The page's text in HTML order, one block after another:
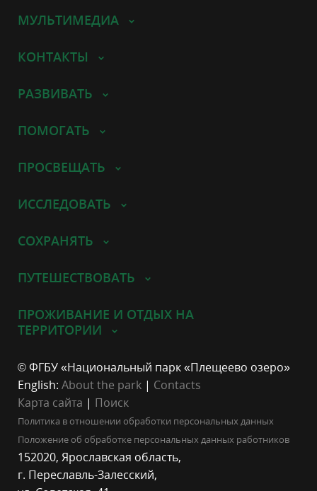
МУЛЬТИМЕДИА
КОНТАКТЫ
РАЗВИВАТЬ
ПОМОГАТЬ
ПРОСВЕЩАТЬ
ИССЛЕДОВАТЬ
СОХРАНЯТЬ
ПУТЕШЕСТВОВАТЬ
ПРОЖИВАНИЕ И ОТДЫХ НА
ТЕРРИТОРИИ
© ФГБУ «Национальный парк «Плещеево озеро»
English: About the park | Contacts
Карта сайта | Поиск
Политика в отношении обработки персональных данных
Положение об обработке персональных данных работников
152020, Ярославская область,
г. Переславль-Залесский,